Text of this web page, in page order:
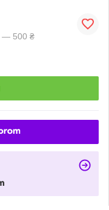
— 500 ₴